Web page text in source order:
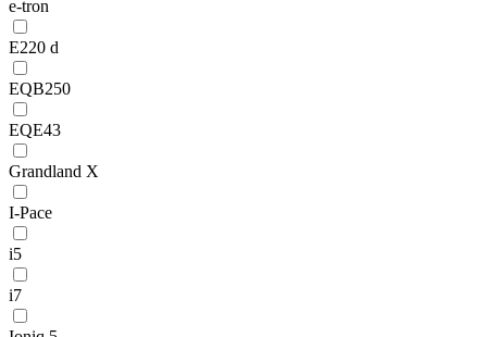
e-tron
E220 d
EQB250
EQE43
Grandland X
I-Pace
i5
i7